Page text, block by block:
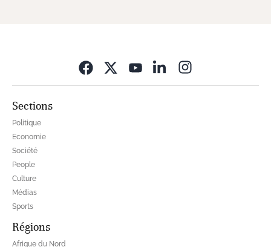
Sections
Politique
Economie
Société
People
Culture
Médias
Sports
Régions
Afrique du Nord